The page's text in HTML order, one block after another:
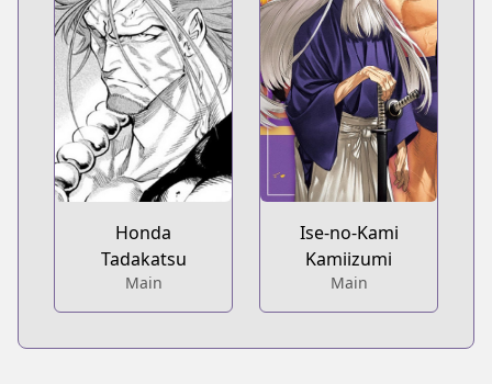
Honda
Tadakatsu
Main
Ise-no-Kami
Kamiizumi
Main